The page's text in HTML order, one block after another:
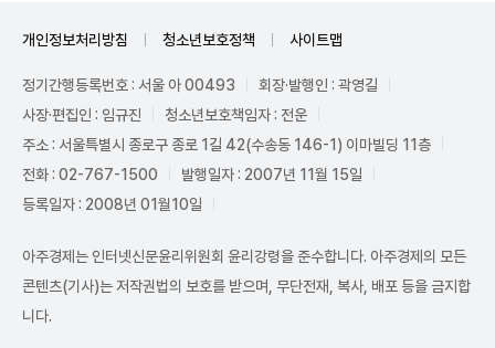
개인정보처리방침 청소년보호정책 사이트맵
정기간행등록번호 : 서울 아 00493
회장·발행인 : 곽영길
사장·편집인 : 임규진
청소년보호책임자 : 전운
주소 : 서울특별시 종로구 종로 1길 42(수송동 146-1) 이마빌딩 11층
전화 : 02-767-1500
발행일자 : 2007년 11월 15일
등록일자 : 2008년 01월10일
아주경제는 인터넷신문윤리위원회 윤리강령을 준수합니다. 아주경제의 모든
콘텐츠(기사)는 저작권법의 보호를 받으며, 무단전재, 복사, 배포 등을 금지합
니다.